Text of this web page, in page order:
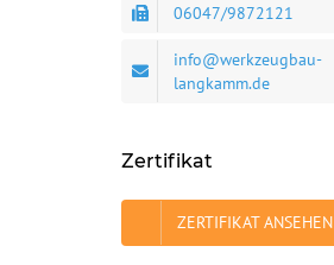
06047/9872121
info@werkzeugbau-
langkamm.de
Zertifikat
ZERTIFIKAT ANSEHEN